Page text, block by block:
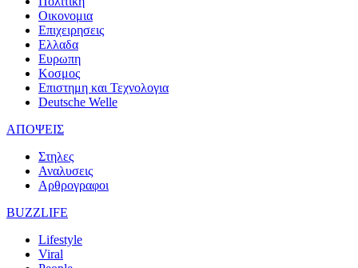
Οικονομια
Επιχειρησεις
Ελλαδα
Ευρωπη
Κοσμος
Επιστημη και Τεχνολογια
Deutsche Welle
ΑΠΟΨΕΙΣ
Στηλες
Αναλυσεις
Αρθρογραφοι
BUZZLIFE
Lifestyle
Viral